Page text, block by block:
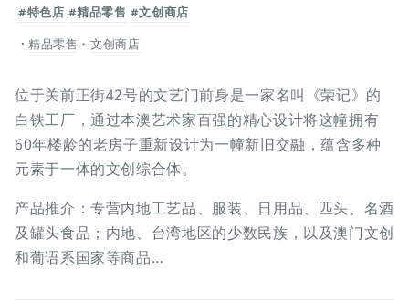
#特色店 #精品零售 #文创商店
精品零售 ・文创商店
位于关前正街42号的文艺门前身是一家名叫《荣记》的
白铁工厂，通过本澳艺术家百强的精心设计将这幢拥有
60年楼龄的老房子重新设计为一幢新旧交融，蕴含多种
元素于一体的文创综合体。
产品推介：专营内地工艺品、服装、日用品、匹头、名酒
及罐头食品；内地、台湾地区的少数民族，以及澳门文创
和葡语系国家等商品…